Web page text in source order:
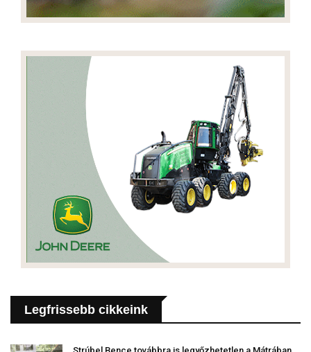
Legfrissebb cikkeink